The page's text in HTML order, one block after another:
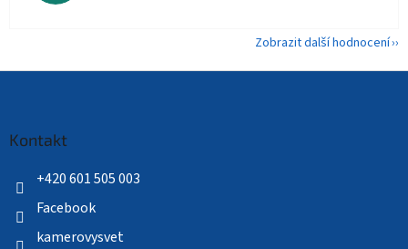
Zobrazit další hodnocení
Kontakt
+420 601 505 003
Facebook
kamerovysvet